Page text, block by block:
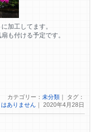
加工してます。
も付ける予定です。
カテゴリー： 未分類｜ タグ：
ありません ｜ 2020年4月28日